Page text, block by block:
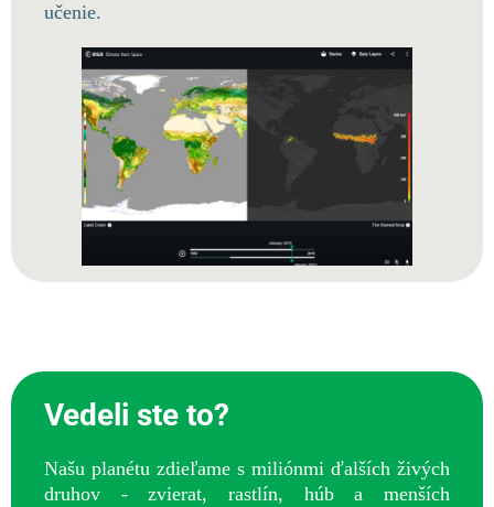
učenie.
Vedeli ste to?
Našu planétu zdieľame s miliónmi ďalších živých
druhov - zvierat, rastlín, húb a menších